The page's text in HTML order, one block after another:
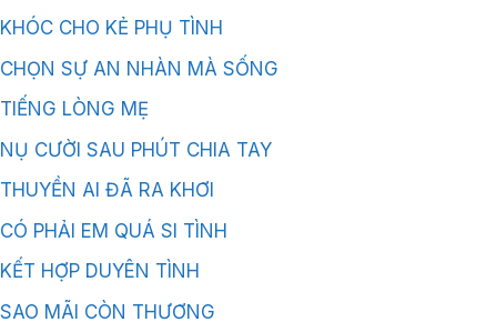
KHÓC CHO KẺ PHỤ TÌNH
CHỌN SỰ AN NHÀN MÀ SỐNG
TIẾNG LÒNG MẸ
NỤ CƯỜI SAU PHÚT CHIA TAY
THUYỀN AI ĐÃ RA KHƠI
CÓ PHẢI EM QUÁ SI TÌNH
KẾT HỢP DUYÊN TÌNH
SAO MÃI CÒN THƯƠNG